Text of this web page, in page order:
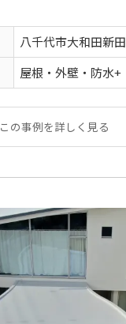
八千代市大和田新田
屋根・外壁・防水+
この事例を詳しく見る